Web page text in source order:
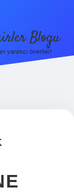
Blogu
yaratıcı öneriler!